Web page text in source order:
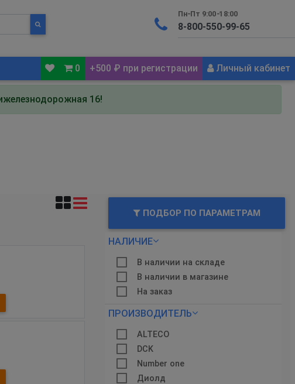
Пн-Пт 9:00-18:00
0 +500 ₽ при регистрации Личный кабинет
16!
ПОДБОР ПО ПАРАМЕТРАМ
НАЛИЧИЕ
В наличии на складе
В наличии в магазине
На заказ
ПРОИЗВОДИТЕЛЬ
ALTECO
DCK
Number one
Диолд